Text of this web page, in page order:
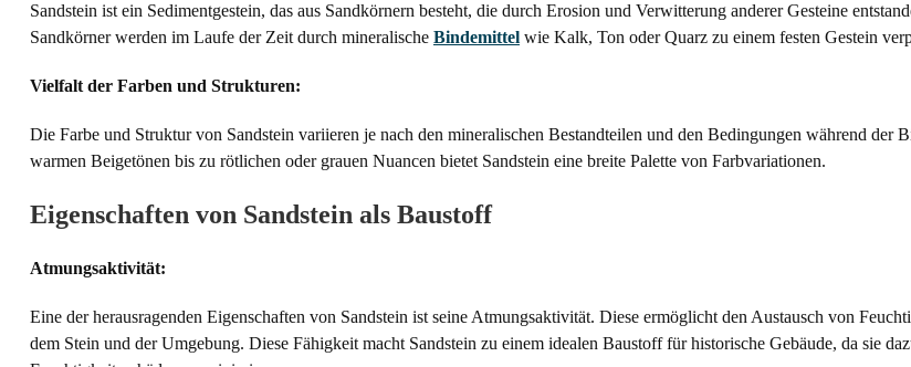
Sandstein ist ein Sedimentgestein, das aus Sandkörnern besteht, die durch Erosion und Verwitterung anderer Gesteine
Sandkörner werden im Laufe der Zeit durch mineralische Bindemittel wie Kalk, Ton oder Quarz zu einem festen Gestein
Vielfalt der Farben und Strukturen:
Die Farbe und Struktur von Sandstein variieren je nach den mineralischen Bestandteilen und den Bedingungen während der
warmen Beigetönen bis zu rötlichen oder grauen Nuancen bietet Sandstein eine breite Palette von Farbvariationen.
Eigenschaften von Sandstein als Baustoff
Atmungsaktivität:
Eine der herausragenden Eigenschaften von Sandstein ist seine Atmungsaktivität. Diese ermöglicht den Austausch von
dem Stein und der Umgebung. Diese Fähigkeit macht Sandstein zu einem idealen Baustoff für historische Gebäude, da sie